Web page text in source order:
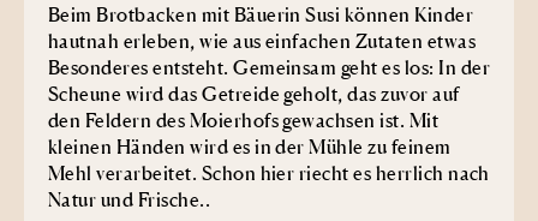
Beim Brotbacken mit Bäuerin Susi können Kinder
hautnah erleben, wie aus einfachen Zutaten etwas
Besonderes entsteht. Gemeinsam geht es los: In der
Scheune wird das Getreide geholt, das zuvor auf
den Feldern des Moierhofs gewachsen ist. Mit
kleinen Händen wird es in der Mühle zu feinem
Mehl verarbeitet. Schon hier riecht es herrlich nach
Natur und Frische..